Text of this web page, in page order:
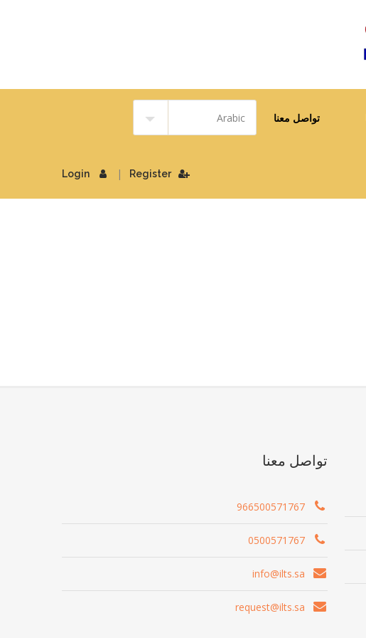
تواصل معنا
Login | Register
تواصل معنا
966500571767
0500571767
info@ilts.sa
request@ilts.sa